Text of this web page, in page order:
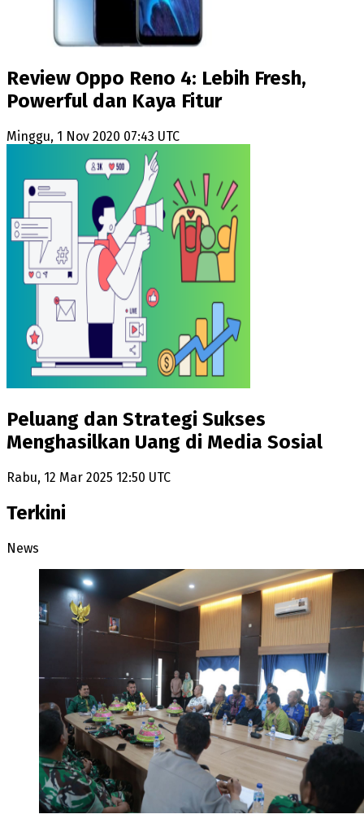
Review Oppo Reno 4: Lebih Fresh,
Powerful dan Kaya Fitur
Minggu, 1 Nov 2020 07:43 UTC
Peluang dan Strategi Sukses
Menghasilkan Uang di Media Sosial
Rabu, 12 Mar 2025 12:50 UTC
Terkini
News